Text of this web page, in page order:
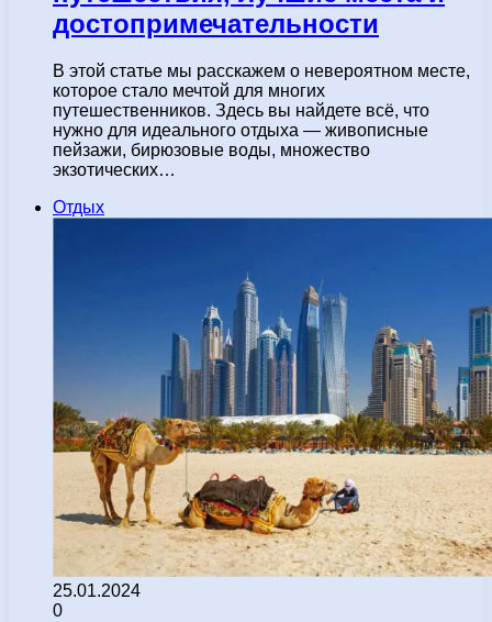
достопримечательности
В этой статье мы расскажем о невероятном месте,
которое стало мечтой для многих
путешественников. Здесь вы найдете всё, что
нужно для идеального отдыха — живописные
пейзажи, бирюзовые воды, множество
экзотических…
Отдых
25.01.2024
0